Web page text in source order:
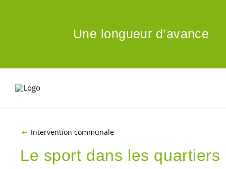
Une longueur d’avance
Intervention communale
Le sport dans les quartiers